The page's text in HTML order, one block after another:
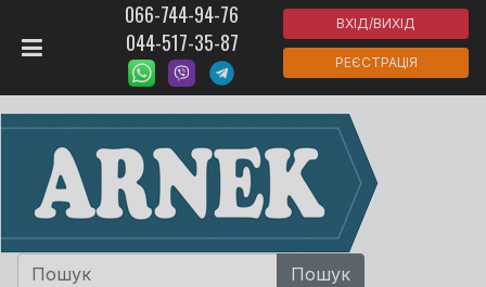
066-744-94-76
044-517-35-87
ВХІД/ВИХІД
РЕЄСТРАЦІЯ